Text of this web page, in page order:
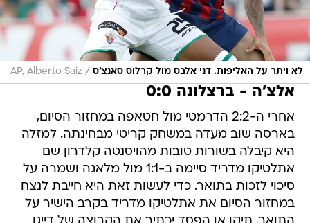
לא ויתר על האליפות. דני אלבס מול קרלוס סאנצ'ס /
AP, Alberto Saiz
אלצ'ה - ברצלונה 0:0
אחרי ה-2:2 הדרמטי מול חטאפה במחזור הסיום,
בארסה שוב מעדה במשחק קריטי מבחינתה. למזלה
היא קיבלה בשורות טובות מהויסנטה קלדרון שם
אתלטיקו מדריד סיימה ב-1:1 מול מלאגה ושמרה על
סיכוי לזכות בתואר. כדי לעשות זאת היא חייבת לנצח
במחזור הסיום את אתלטיקו מדריד בקרב הישיר על